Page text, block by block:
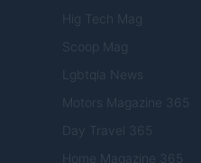
Hig Tech Mag
Scoop Mag
Lgbtqia News
Motors Magazine 365
Day Travel 365
Home Magazine 365